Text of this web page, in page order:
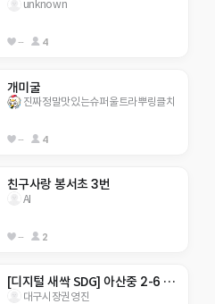
unknown
-- 4
개미굴
진짜정말맛있는슈퍼울트라뿌링클치
-- 4
친구사랑 봉서초 3번
AI
-- 2
[디지털 새싹 SDG] 아산중 2-6 지구 구하기
대구시장권영진